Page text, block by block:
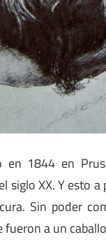
en 1844 en
siglo XX. Y esto
Sin poder
a un